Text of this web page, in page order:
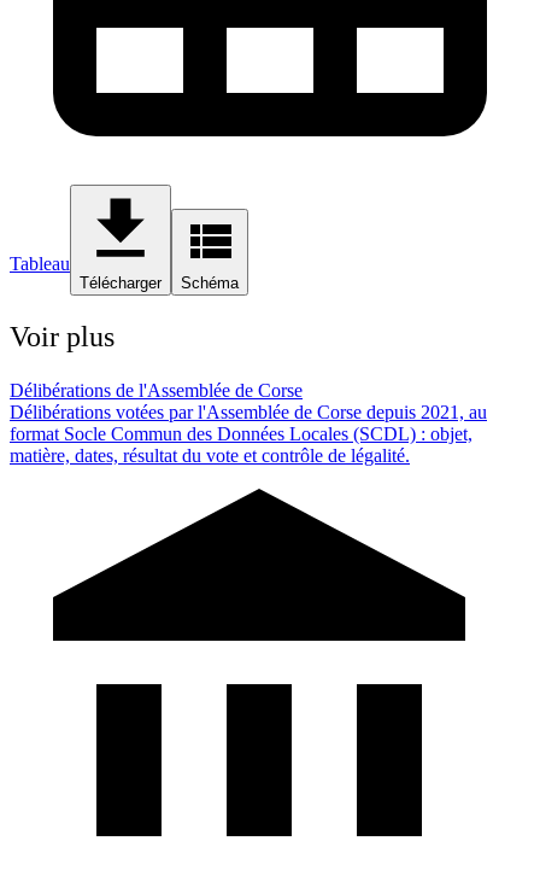
Tableau
Télécharger Schéma
Voir plus
Délibérations de l'Assemblée de Corse
Délibérations votées par l'Assemblée de Corse depuis 2021, au
format Socle Commun des Données Locales (SCDL) : objet,
matière, dates, résultat du vote et contrôle de légalité.